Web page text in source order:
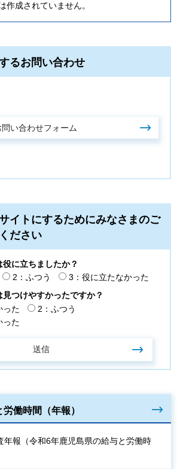
作成されていません。
るお問い合わせ
イトにするためにみなさまのご
ださい
に立ちましたか？
2：ふつう
3：役に立たなかった
つけやすかったですか？
った
2：ふつう
った
働時間（年報）
年報（令和6年鹿児島県の給与と労働時